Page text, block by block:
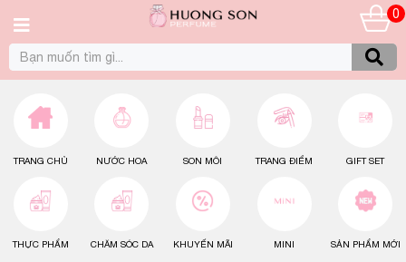
0
TRANG CHỦ NƯỚC HOA SON MÔI TRANG ĐIỂM GIFT SET
THỰC PHẨM CHĂM SÓC DA KHUYẾN MÃI MINI SẢN PHẨM MỚI